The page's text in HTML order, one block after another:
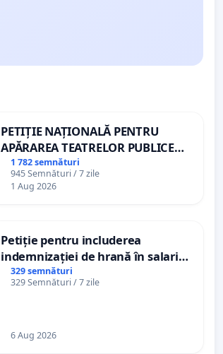
PETIȚIE NAȚIONALĂ PENTRU
APĂRAREA TEATRELOR PUBLICE
DE REPERTORIU DIN ROMÂNIA
1 782 semnături
945 Semnături / 7 zile
1 Aug 2026
Petiție pentru includerea
indemnizației de hrană în salariul
de bază și protejarea gradațiilor
de vechime pentru asistenții
329 semnături
329 Semnături / 7 zile
6 Aug 2026